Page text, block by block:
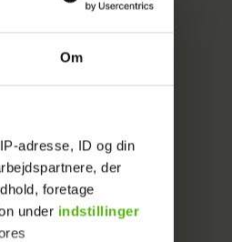
Om
adresse, ID og din
der
foretage
under indstillinger